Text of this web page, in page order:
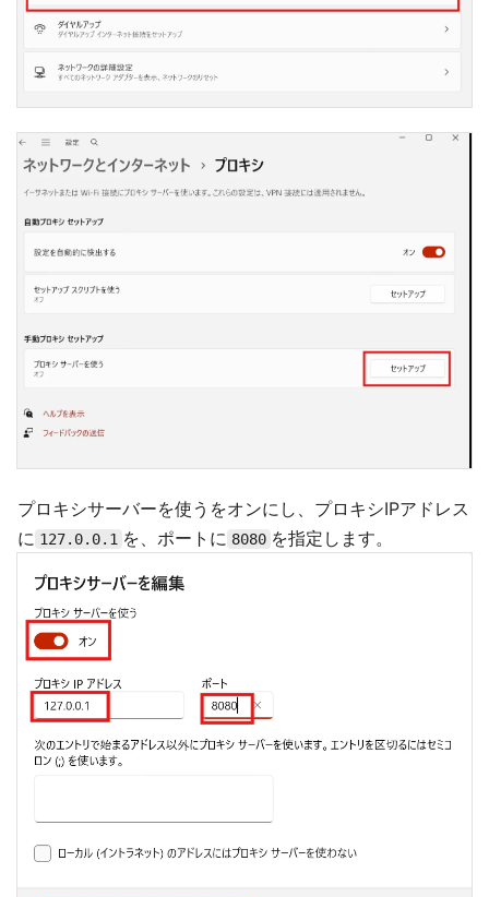
プロキシサーバーを使うをオンにし、プロキシIPアドレス
に 127.0.0.1 を、ポートに 8080 を指定します。